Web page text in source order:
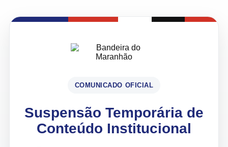
COMUNICADO OFICIAL
Suspensão Temporária de
Conteúdo Institucional